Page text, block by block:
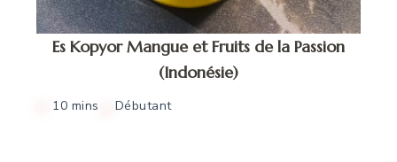
Es Kopyor Mangue et Fruits de la Passion
(Indonésie)
10 mins Débutant